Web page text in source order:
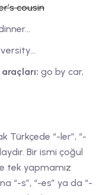
cousin
go by car,
Türkçede “-ler”, “-
Bir ismi çoğul
tek yapmamız
“-s”, “-es” ya da “-